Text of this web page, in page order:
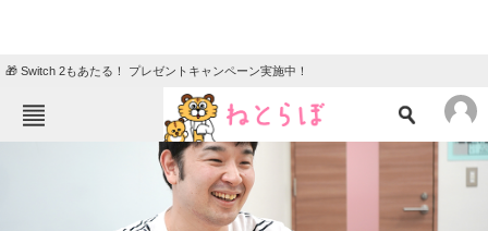
🎁 Switch 2もあたる！ プレゼントキャンペーン実施中！
ニュース
クイズ